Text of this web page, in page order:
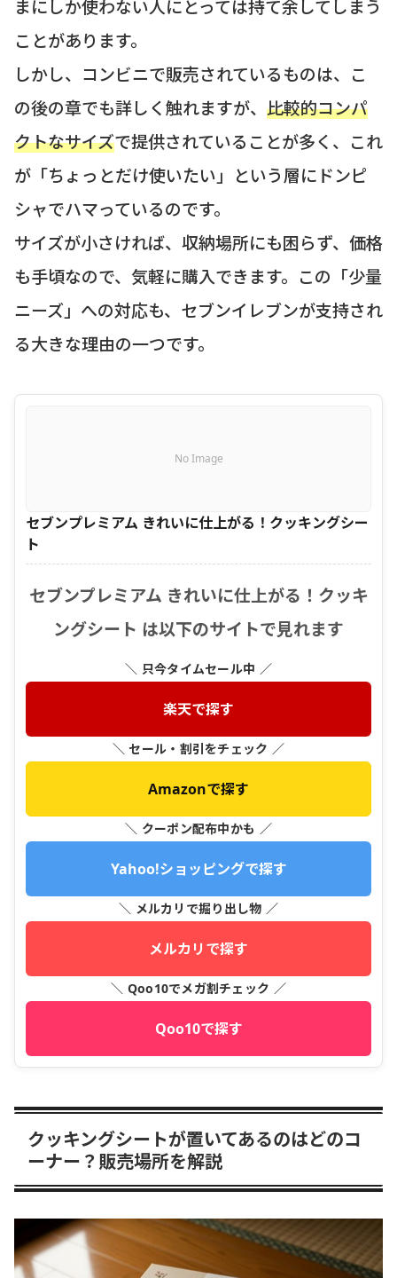
まにしか使わない人にとっては持て余してしまう
ことがあります。
しかし、コンビニで販売されているものは、こ
の後の章でも詳しく触れますが、 比較的コンパ
クトなサイズで提供されていることが多く、これ
が「ちょっとだけ使いたい」という層にドンピ
シャでハマっているのです。
サイズが小さければ、収納場所にも困らず、価格
も手頃なので、気軽に購入できます。この「少量
ニーズ」への対応も、セブンイレブンが支持され
る大きな理由の一つです。
No Image
セブンプレミアム きれいに仕上がる！クッキングシー
ト
セブンプレミアム きれいに仕上がる！クッキ
ングシート は以下のサイトで見れます
＼ 只今タイムセール中 ／
楽天で探す
＼ セール・割引をチェック ／
Amazonで探す
＼ クーポン配布中かも ／
Yahoo!ショッピングで探す
＼ メルカリで掘り出し物 ／
メルカリで探す
＼ Qoo10でメガ割チェック ／
Qoo10で探す
クッキングシートが置いてあるのはどのコ
ーナー？販売場所を解説